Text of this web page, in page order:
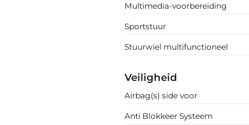
Multimedia-voorbereiding
Sportstuur
Stuurwiel multifunctioneel
Veiligheid
Airbag(s) side voor
Anti Blokkeer Systeem